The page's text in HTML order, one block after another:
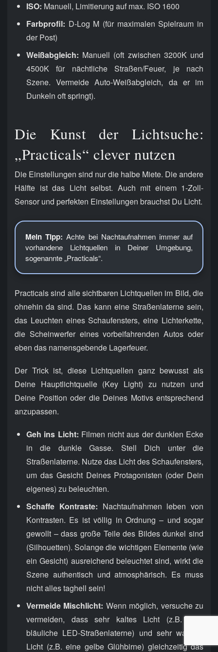
ISO: Manuell, Limitierung auf max. ISO 1600
Farbprofil: D-Log M (für maximalen Spielraum in
der Post)
Weißabgleich: Manuell (oft zwischen 3200K und
4500K für nächtliche Straßen/Feuer, je nach
Szene. Vermeide Auto-Weißabgleich, da er im
Dunkeln oft springt).
Die Kunst der Lichtsuche:
„Practicals“ clever nutzen
Die Einstellungen sind nur die halbe Miete. Die andere
Hälfte ist das Licht selbst. Auch mit einem 1-Zoll-
Sensor und perfekten Einstellungen brauchst Du Licht.
Mein Tipp: Achte bei Nachtaufnahmen immer auf
vorhandene Lichtquellen in Deiner Umgebung,
sogenannte „Practicals“.
Practicals sind alle sichtbaren Lichtquellen im Bild, die
ohnehin da sind. Das kann eine Straßenlaterne sein,
das Leuchten eines Schaufensters, eine Lichterkette,
die Scheinwerfer eines vorbeifahrenden Autos oder
eben das namensgebende Lagerfeuer.
Der Trick ist, diese Lichtquellen ganz bewusst als
Deine Hauptlichtquelle (Key Light) zu nutzen und
Deine Position oder die Deines Motivs entsprechend
anzupassen.
Geh ins Licht: Filmen nicht aus der dunklen Ecke
in die dunkle Gasse. Stell Dich unter die
Straßenlaterne. Nutze das Licht des Schaufensters,
um das Gesicht Deines Protagonisten (oder Dein
eigenes) zu beleuchten.
Schaffe Kontraste: Nachtaufnahmen leben von
Kontrasten. Es ist völlig in Ordnung – und sogar
gewollt – dass große Teile des Bildes dunkel sind
(Silhouetten). Solange die wichtigen Elemente (wie
ein Gesicht) ausreichend beleuchtet sind, wirkt die
Szene authentisch und atmosphärisch. Es muss
nicht alles taghell sein!
Vermeide Mischlicht: Wenn möglich, versuche zu
vermeiden, dass sehr kaltes Licht (z.B. eine
bläuliche LED-Straßenlaterne) und sehr warmes
Licht (z.B. eine gelbe Glühbirne) gleichzeitig das